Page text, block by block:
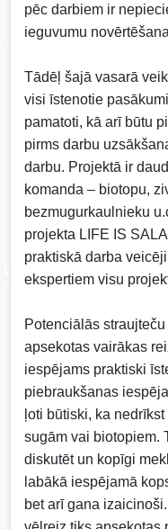
pēc darbiem ir
ieguvumu
Tādēļ šajā vasarā
visi īstenotie
pamatoti, kā arī būtu
pirms darbu
darbu. Projektā ir
komanda – biotopu,
bezmugurkaulnieku
projekta LIFE IS
praktiskā darba
ekspertiem visu
Potenciālās
apsekotas vairākas
iespējams praktiski
piebraukšanas
ļoti būtiski, ka
sugām vai biotopiem.
diskutēt un kopīgi
labākā iespējamā
bet arī gana